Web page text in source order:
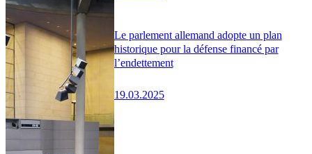
Le parlement allemand adopte un plan
historique pour la défense financé par
l’endettement
19.03.2025